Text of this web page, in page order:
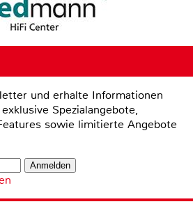
und erhalte Informationen
Spezialangebote,
sowie limitierte Angebote